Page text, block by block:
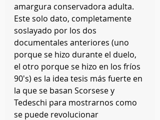
amargura conservadora adulta.
Este solo dato, completamente
soslayado por los dos
documentales anteriores (uno
porque se hizo durante el duelo,
el otro porque se hizo en los fríos
90's) es la idea tesis más fuerte en
la que se basan Scorsese y
Tedeschi para mostrarnos como
se puede revolucionar